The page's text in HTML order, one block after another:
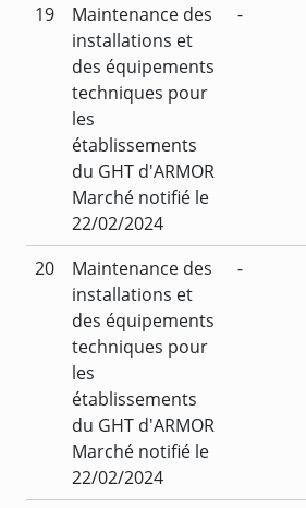
19
Maintenance des
installations et
des équipements
techniques pour
les
établissements
du GHT d'ARMOR
Marché notifié le
22/02/2024
-
20
Maintenance des
installations et
des équipements
techniques pour
les
établissements
du GHT d'ARMOR
Marché notifié le
22/02/2024
-